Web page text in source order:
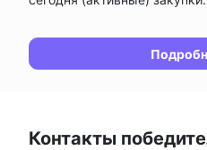
Контакты